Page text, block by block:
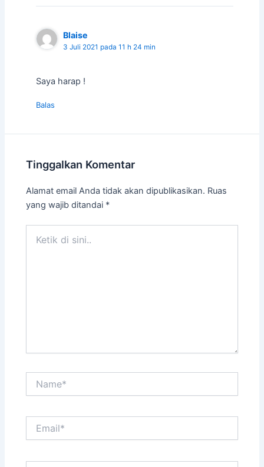
Blaise
3 Juli 2021 pada 11 h 24 min
Saya harap !
Balas
Tinggalkan Komentar
Alamat email Anda tidak akan dipublikasikan. Ruas
yang wajib ditandai *